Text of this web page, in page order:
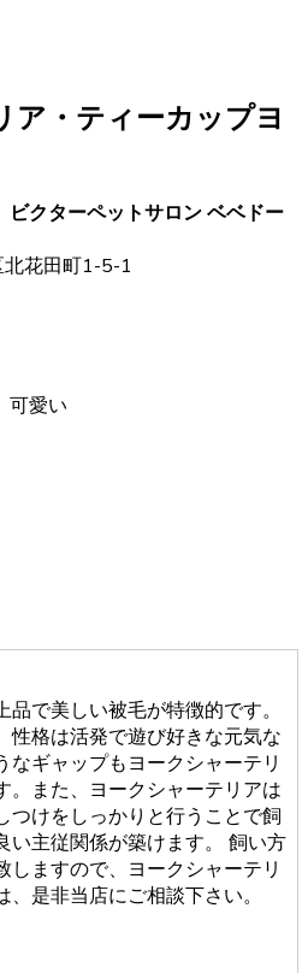
ア・ティーカップヨ
ペットサロン ベベドー
花田町1-5-1
で美しい被毛が特徴的です。
性格は活発で遊び好きな元気な
なギャップもヨークシャーテリ
。また、ヨークシャーテリアは
つけをしっかりと行うことで飼
い主従関係が築けます。 飼い方
しますので、ヨークシャーテリ
是非当店にご相談下さい。